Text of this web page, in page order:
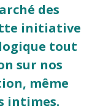
des
initiative
tout
sur nos
même
intimes.